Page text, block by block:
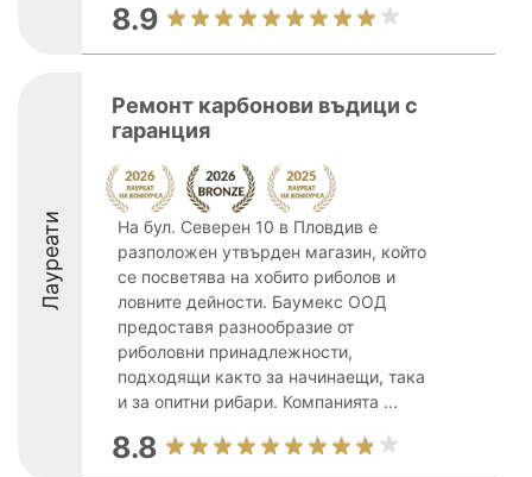
8.9
Лауреати
Ремонт карбонови въдици с
гаранция
На бул. Северен 10 в Пловдив е
разположен утвърден магазин, който
се посветява на хобито риболов и
ловните дейности. Баумекс ООД
предоставя разнообразие от
риболовни принадлежности,
подходящи както за начинаещи, така
и за опитни рибари. Компанията ...
8.8